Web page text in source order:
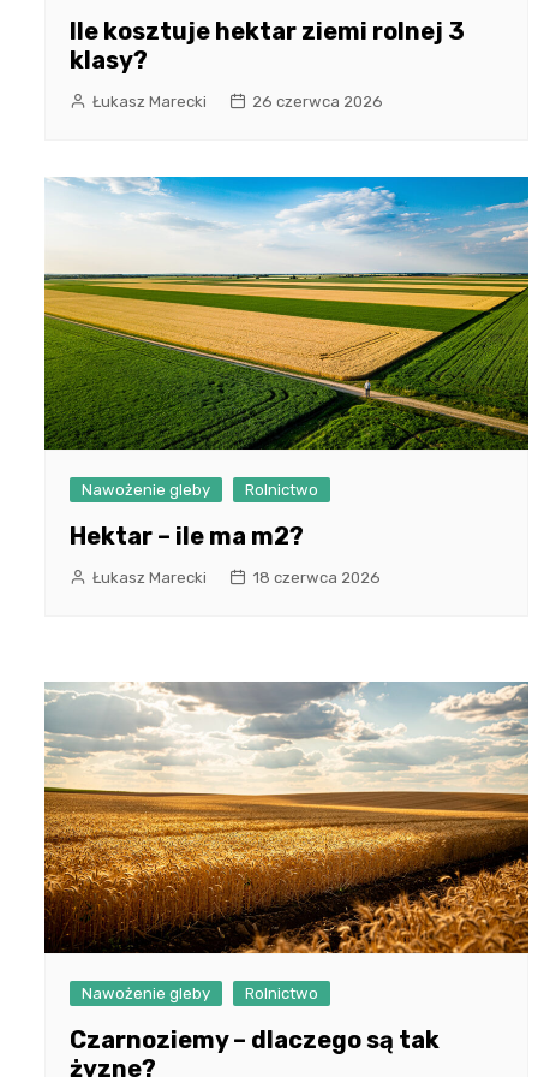
Ile kosztuje hektar ziemi rolnej 3
klasy?
Łukasz Marecki 26 czerwca 2026
Nawożenie gleby Rolnictwo
Hektar – ile ma m2?
Łukasz Marecki 18 czerwca 2026
Nawożenie gleby Rolnictwo
Czarnoziemy – dlaczego są tak
żyzne?